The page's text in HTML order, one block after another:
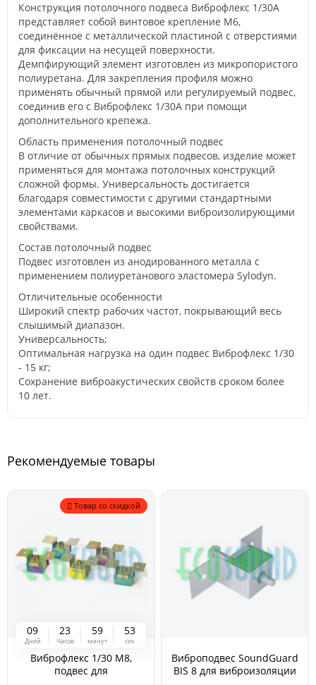
Конструкция потолочного подвеса Виброфлекс 1/30А
представляет собой винтовое крепление М6,
соединённое с металлической пластиной с отверстиями
для фиксации на несущей поверхности.
Демпфирующий элемент изготовлен из микропористого
полиуретана. Для закрепления профиля можно
применять обычный прямой или регулируемый подвес,
соединив его с Виброфлекс 1/30А при помощи
дополнительного крепежа.
Область применения потолочный подвес
В отличие от обычных прямых подвесов, изделие может
применяться для монтажа потолочных конструкций
сложной формы. Универсальность достигается
благодаря совместимости с другими стандартными
элементами каркасов и высокими виброизолирующими
свойствами.
Состав потолочный подвес
Подвес изготовлен из анодированного металла с
применением полиуретанового эластомера Sylodyn.
Отличительные особенности
Широкий спектр рабочих частот, покрывающий весь
слышимый диапазон.
Универсальность;
Оптимальная нагрузка на один подвес Виброфлекс 1/30
- 15 кг;
Сохранение виброакустических свойств сроком более
10 лет.
Рекомендуемые товары
Товар со скидкой
09
Дней
23
Часов
59
минут
53
сек
Виброфлекс 1/30 М8,
подвес для
Виброподвес SoundGuard
BIS 8 для виброизоляции